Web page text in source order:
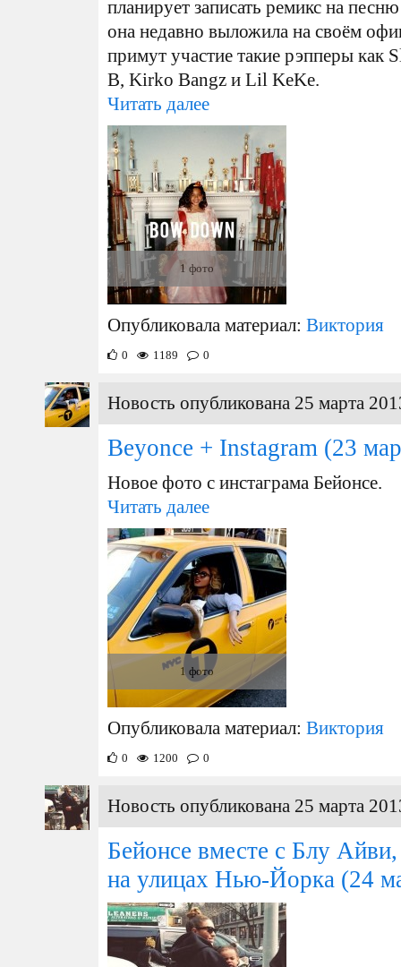
планирует записать ремикс на
она недавно выложила на своём
примут участие такие рэпперы
B, Kirko Bangz и Lil KeKe.
Читать далее
1 фото
Опубликовала материал: Виктория
0 1189 0
Новость опубликована 25 марта
Beyonce + Instagram (23
Новое фото с инстаграма Бейонсе.
Читать далее
1 фото
Опубликовала материал: Виктория
0 1200 0
Новость опубликована 25 марта
Бейонсе вместе с Блу
на улицах Нью-Йорка (24